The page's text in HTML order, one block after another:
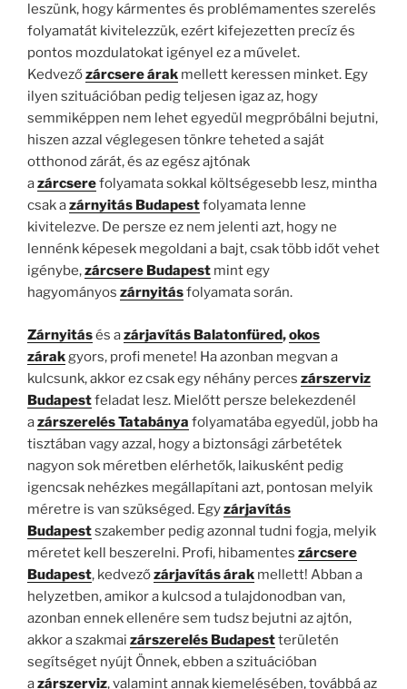
leszünk, hogy kármentes és problémamentes szerelés
folyamatát kivitelezzük, ezért kifejezetten precíz és
pontos mozdulatokat igényel ez a művelet.
Kedvezőzárcsere árak mellett keressen minket. Egy
ilyen szituációban pedig teljesen igaz az, hogy
semmiképpen nem lehet egyedül megpróbálni bejutni,
hiszen azzal véglegesen tönkre teheted a saját
otthonod zárát, és az egész ajtónak
azárcserefolyamata sokkal költségesebb lesz, mintha
csak azárnyitás Budapestfolyamata lenne
kivitelezve. De persze ez nem jelenti azt, hogy ne
lennénk képesek megoldani a bajt, csak több időt vehet
igénybe,zárcsere Budapest mint egy
hagyományos zárnyitásfolyamata során.
Zárnyitásés azárjavítás Balatonfüred,okos
zárak gyors, profi menete! Ha azonban megvan a
kulcsunk, akkor ez csak egy néhány perces zárszerviz
Budapestfeladat lesz. Mielőtt persze belekezdenél
azárszerelés Tatabánya folyamatába egyedül, jobb ha
tisztában vagy azzal, hogy a biztonsági zárbetétek
nagyon sok méretben elérhetők, laikusként pedig
igencsak nehézkes megállapítani azt, pontosan melyik
méretre is van szükséged. Egyzárjavítás
Budapestszakember pedig azonnal tudni fogja, melyik
méretet kell beszerelni. Profi, hibamentes zárcsere
Budapest, kedvezőzárjavítás árak mellett! Abban a
helyzetben, amikor a kulcsod a tulajdonodban van,
azonban ennek ellenére sem tudsz bejutni az ajtón,
akkor a szakmai zárszerelés Budapestterületén
segítséget nyújt Önnek, ebben a szituációban
azárszerviz, valamint annak kiemelésében, továbbá az